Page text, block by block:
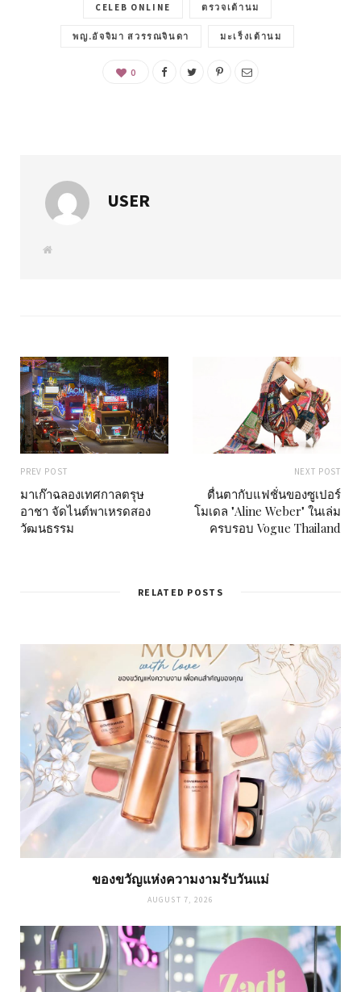
CELEB ONLINE ตรวจเต้านม
พญ.อัจจิมา สวรรณจินดา มะเร็งเต้านม
0
USER
W
PREV POST
มาเก๊าฉลองเทศกาลตรุษ
อาชา จัดไนต์พาเหรดสอง
วัฒนธรรม
NEXT POST
ตื่นตากับแฟชั่นของซูเปอร์
โมเดล "Aline Weber" ในเล่ม
ครบรอบ Vogue Thailand
RELATED POSTS
ของขวัญแห่งความงามรับวันแม่
AUGUST 7, 2026